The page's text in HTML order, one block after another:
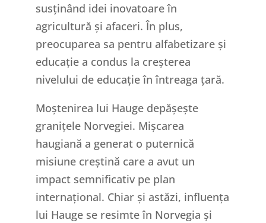
susținând idei inovatoare în
agricultură și afaceri. În plus,
preocuparea sa pentru alfabetizare și
educație a condus la creșterea
nivelului de educație în întreaga țară.
Moștenirea lui Hauge depășește
granițele Norvegiei. Mișcarea
haugiană a generat o puternică
misiune creștină care a avut un
impact semnificativ pe plan
internațional. Chiar și astăzi, influența
lui Hauge se resimte în Norvegia și